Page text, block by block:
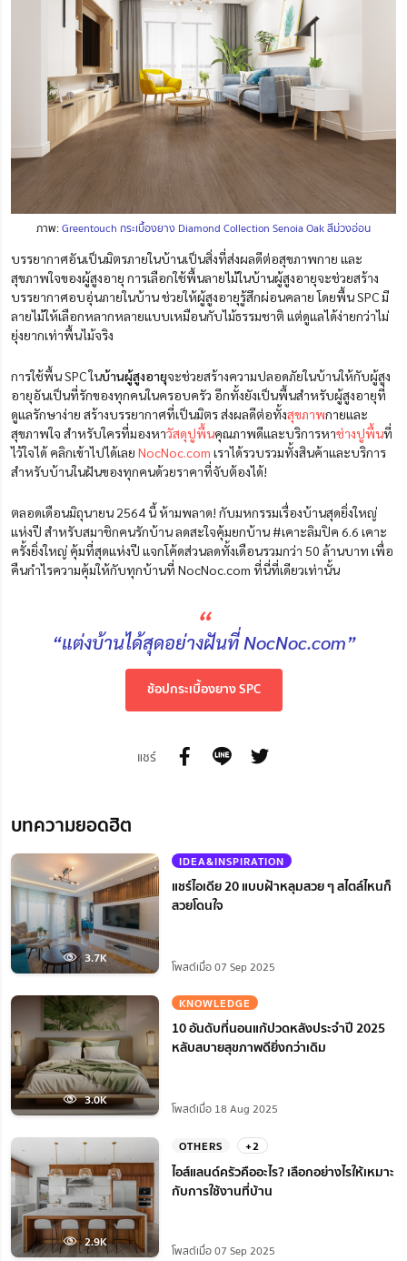
ภาพ:Greentouch กระเบื้องยาง Diamond Collection Senoia Oak สีม่วงอ่อน
บรรยากาศอันเป็นมิตรภายในบ้านเป็นสิ่งที่ส่งผลดีต่อสุขภาพกาย และ
สุขภาพใจของผู้สูงอายุ การเลือกใช้พื้นลายไม้ในบ้านผู้สูงอายุจะช่วยสร้าง
บรรยากาศอบอุ่นภายในบ้าน ช่วยให้ผู้สูงอายุรู้สึกผ่อนคลาย โดยพื้น SPC มี
ลายไม้ให้เลือกหลากหลายแบบเหมือนกับไม้ธรรมชาติ แต่ดูแลได้ง่ายกว่าไม่
ยุ่งยากเท่าพื้นไม้จริง
การใช้พื้น SPC ในบ้านผู้สูงอายุจะช่วยสร้างความปลอดภัยในบ้านให้กับผู้สูง
อายุอันเป็นที่รักของทุกคนในครอบครัว อีกทั้งยังเป็นพื้นสำหรับผู้สูงอายุที่
ดูแลรักษาง่าย สร้างบรรยากาศที่เป็นมิตร ส่งผลดีต่อทั้งสุขภาพกายและ
สุขภาพใจ สำหรับใครที่มองหาวัสดุปูพื้นคุณภาพดีและบริการหาช่างปูพื้นที่
ไว้ใจได้ คลิกเข้าไปได้เลย NocNoc.com เราได้รวบรวมทั้งสินค้าและบริการ
สำหรับบ้านในฝันของทุกคนด้วยราคาที่จับต้องได้!
ตลอดเดือนมิถุนายน 2564 นี้ ห้ามพลาด! กับมหกรรมเรื่องบ้านสุดยิ่งใหญ่
แห่งปี สำหรับสมาชิกคนรักบ้าน ลดสะใจคุ้มยกบ้าน #เคาะลิมปิค 6.6 เคาะ
ครั้งยิ่งใหญ่ คุ้มที่สุดแห่งปี แจกโค้ดส่วนลดทั้งเดือนรวมกว่า 50 ล้านบาท เพื่อ
คืนกำไรความคุ้มให้กับทุกบ้านที่ NocNoc.com ที่นี่ที่เดียวเท่านั้น
“
“แต่งบ้านได้สุดอย่างฝันที่ NocNoc.com”
ช้อปกระเบื้องยาง SPC
แชร์
บทความยอดฮิต
3.7K
IDEA&INSPIRATION
แชร์ไอเดีย 20 แบบฝ้าหลุมสวย ๆ สไตล์ไหนก็
สวยโดนใจ
โพสต์เมื่อ 07 Sep 2025
3.0K
KNOWLEDGE
10 อันดับที่นอนแก้ปวดหลังประจำปี 2025
หลับสบายสุขภาพดียิ่งกว่าเดิม
โพสต์เมื่อ 18 Aug 2025
2.9K
OTHERS +2
ไอส์แลนด์ครัวคืออะไร? เลือกอย่างไรให้เหมาะ
กับการใช้งานที่บ้าน
โพสต์เมื่อ 07 Sep 2025